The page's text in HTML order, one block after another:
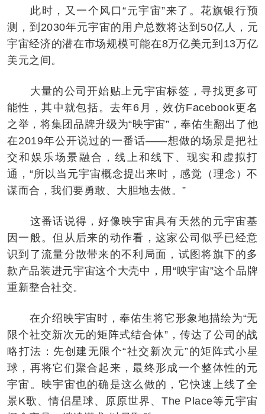
此时，又一个风口“元宇宙”来了。花旗银行预
测，到2030年元宇宙的用户总数将达到50亿人，元
宇宙经济的潜在市场规模可能在8万亿美元到13万亿
美元之间。
大量的公司开始贴上元宇宙标签，寻找更多可
能性，其中就包括。去年6月，效仿Facebook更名
之举，将集团品牌升级为“映宇宙”，奉佑生翻出了他
在2019年公开说过的一番话——想做的场景是把社
交和娱乐场景融合，线上和线下、现实和虚拟打
通，“所以当元宇宙概念提出来时，感觉（理念）不
谋而合，我们要勇敢、大胆地去做。”
这番话说得，好像映宇宙具有天然的元宇宙基
因一般。但从后来的动作看，这家公司似乎已经意
识到了流量分散带来的不利局面，试图将旗下的多
款产品装进元宇宙这个大壳中，用“映宇宙”这个品牌
重新整合社交。
在介绍映宇宙时，奉佑生将它形象地描绘为“无
限个社交新次元的矩阵式结合体”，传达了公司的战
略打法：先创建无限个“社交新次元”的矩阵式小星
球，再将它们聚合起来，最终形成一个整体性的元
宇宙。映宇宙也的确是这么做的，它快速上线了全
景K歌、情侣星球、原原世界、The Place等元宇宙